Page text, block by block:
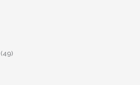
49